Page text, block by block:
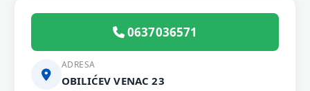
0637036571
ADRESA
OBILIĆEV VENAC 23